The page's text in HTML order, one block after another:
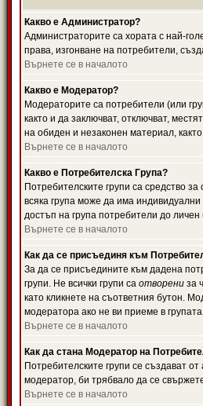
Какво е Администратор?
Администраторите са хората с най-
права, изгонване на потребители,
Върнете се в началото
Какво е Модератор?
Модераторите са потребители (или
както и да заключват, отключват,
на обиден и незаконен материал,
Върнете се в началото
Какво е Потребителска Група?
Потребителските групи са средство
всяка група може да има
достъп на група потребители до личен
Върнете се в началото
Как да се присъединя към
За да се присъедините към дадена
групи. Не всички групи са отворени за
като кликнете на съответния бутон.
модератора ако не ви приеме в
Върнете се в началото
Как да стана Модератор на
Потребителските групи се създават
модератор, би трябвало да се
Върнете се в началото